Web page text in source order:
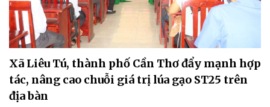
Xã Liêu Tú, thành phố Cần Thơ đẩy mạnh hợp
tác, nâng cao chuỗi giá trị lúa gạo ST25 trên
địa bàn